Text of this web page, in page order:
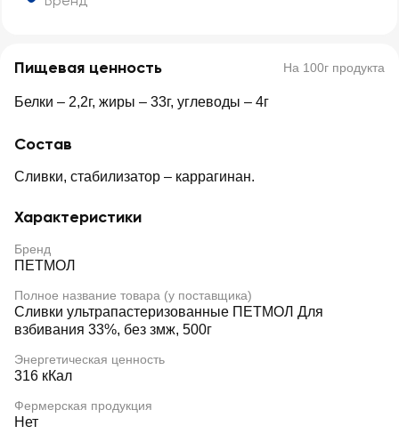
Пищевая ценность На 100г продукта
Белки – 2,2г, жиры – 33г, углеводы – 4г
Состав
Сливки, стабилизатор – каррагинан.
Характеристики
Бренд
ПЕТМОЛ
Полное название товара (у поставщика)
Сливки ультрапастеризованные ПЕТМОЛ Для
взбивания 33%, без змж, 500г
Энергетическая ценность
316 кКал
Фермерская продукция
Нет